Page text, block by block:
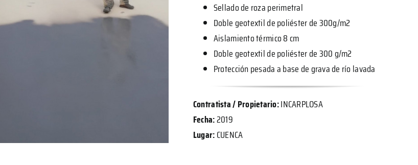
Sellado de roza perimetral
Doble geotextil de poliéster de 300g/m2
Aislamiento térmico 8 cm
Doble geotextil de poliéster de 300 g/m2
Protección pesada a base de grava de río lavada
Contratista / Propietario:INCARPLOSA
Fecha:2019
Lugar:CUENCA